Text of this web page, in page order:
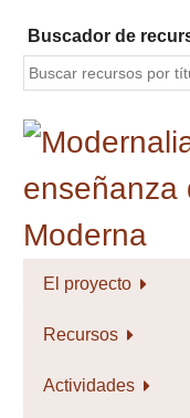
contenido
principal
Buscador de
El proyecto
Recursos
Actividades